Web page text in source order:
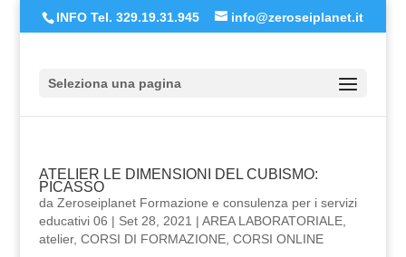
INFO Tel. 329.19.31.945 info@zeroseiplanet.it
Seleziona una pagina
ATELIER LE DIMENSIONI DEL CUBISMO:
PICASSO
da Zeroseiplanet Formazione e consulenza per i servizi
educativi 06 | Set 28, 2021 | AREA LABORATORIALE,
atelier, CORSI DI FORMAZIONE, CORSI ONLINE